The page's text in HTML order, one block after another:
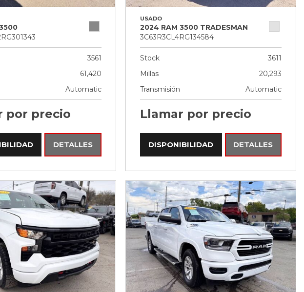
3561
61,420
Automatic
por precio
DETALLES
USADO
2024 RAM 3500 TRADESMAN
3C63R3CL4RG134584
Stock
3611
Millas
20,293
Transmisión
Automatic
Llamar por precio
DISPONIBILIDAD DETALLES